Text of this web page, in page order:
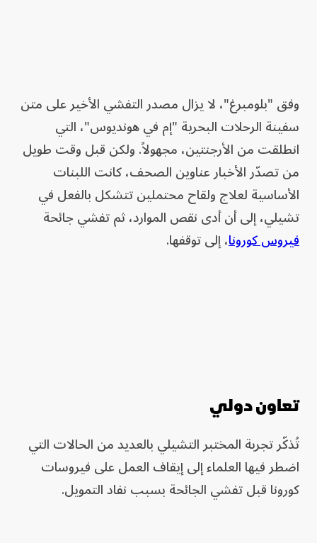
وفق "بلومبرغ"، لا يزال مصدر التفشي الأخير على متن
سفينة الرحلات البحرية "إم في هونديوس"، التي
انطلقت من الأرجنتين، مجهولاً. ولكن قبل وقت طويل
من تصدّر الأخبار عناوين الصحف، كانت اللبنات
الأساسية لعلاج ولقاح محتملين تتشكل بالفعل في
تشيلي، إلى أن أدى نقص الموارد، ثم تفشي جائحة
فيروس كورونا، إلى توقفها.
تعاون دولي
تُذكّر تجربة المختبر التشيلي بالعديد من الحالات التي
اضطر فيها العلماء إلى إيقاف العمل على فيروسات
كورونا قبل تفشي الجائحة بسبب نفاد التمويل.